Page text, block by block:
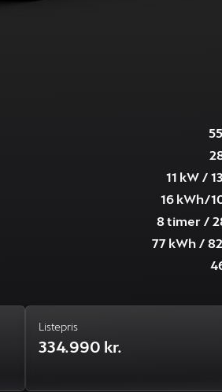
11 kW /
16 kWh/
8 timer /
77 kWh /
Listepris
334.990 kr.